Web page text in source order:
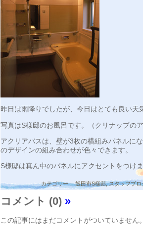
昨日は雨降りでしたが、今日はとても良い天
写真はS様邸のお風呂です。（クリナップのア
アクリアバスは、壁が3枚の横組みパネルに
のデザインの組み合わせが色々できます。
S様邸は真ん中のパネルにアクセントをつけ
カテゴリー：飯田市S様邸,スタッフブロ
コメント (0) »
この記事にはまだコメントがついていません。